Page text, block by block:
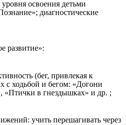
освоения детьми
диагностические
развитие»:
(бег, привлекая к
с ходьбой и бегом: «Догони
«Птички в гнездышках» и др. ;
учить перешагивать через